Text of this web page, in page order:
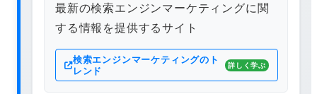
最新の検索エンジンマーケティングに関
する情報を提供するサイト
検索エンジンマーケティングのト
レンド
詳しく学ぶ